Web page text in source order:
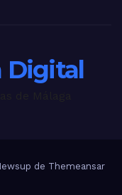
Digital
de Themeansar